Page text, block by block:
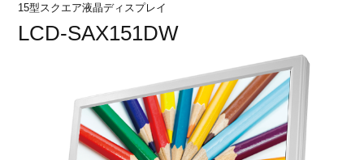
15型スクエア液晶ディスプレイ
LCD-SAX151DW